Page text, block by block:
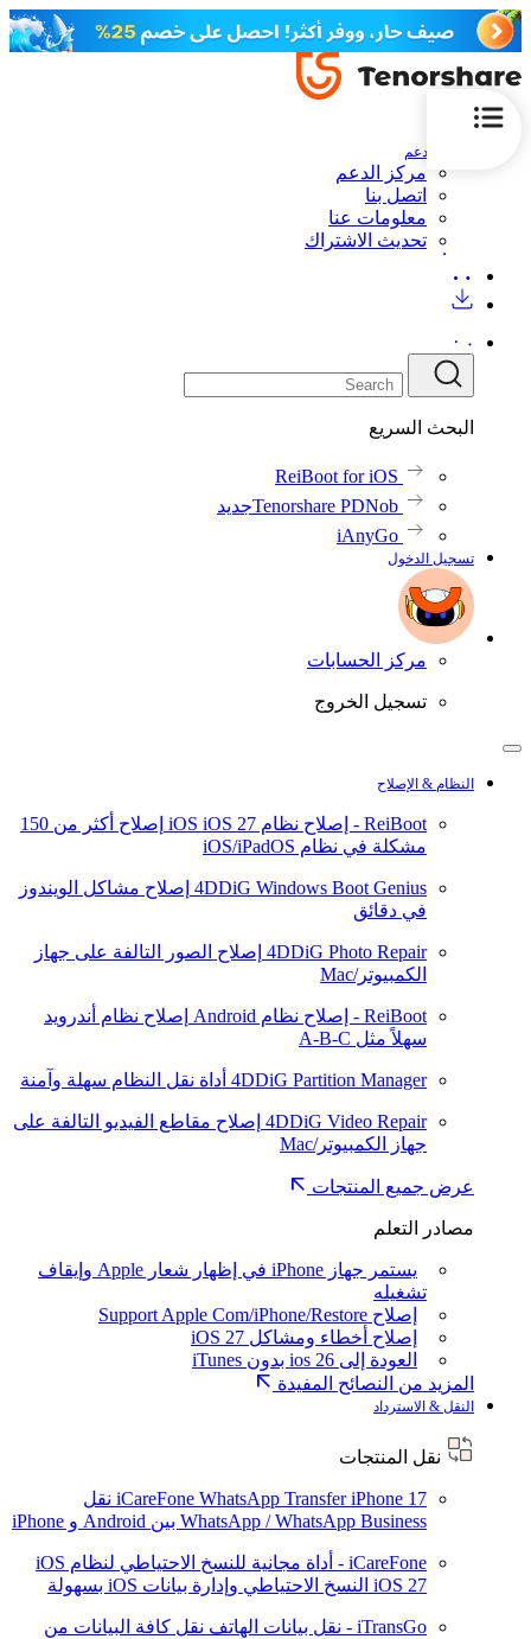
الدعم
مركز الدعم
اتصل بنا
معلومات عنا
تحديث الاشتراك
البحث السريع
ReiBoot for iOS
Tenorshare PDNobجديد
iAnyGo
تسجيل الدخول
مركز الحسابات
تسجيل الخروج
النظام & الإصلاح
ReiBoot - إصلاح نظام iOS iOS 27
إصلاح أكثر من 150
مشكلة في نظام iOS/iPadOS
4DDiG Windows Boot Genius إصلاح مشاكل الويندوز
في دقائق
4DDiG Photo Repair إصلاح الصور التالفة على جهاز
الكمبيوتر/Mac
ReiBoot - إصلاح نظام Android
إصلاح نظام أندرويد
سهلاً مثل A-B-C
4DDiG Partition Manager أداة نقل النظام سهلة وآمنة
4DDiG Video Repair إصلاح مقاطع الفيديو التالفة على
جهاز الكمبيوتر/Mac
عرض جميع المنتجات
مصادر التعلم
يستمر جهاز iPhone في إظهار شعار Apple وإيقاف
تشغيله
إصلاح Support Apple Com/iPhone/Restore
إصلاح أخطاء ومشاكل iOS 27
العودة إلى ios 26 بدون iTunes
المزيد من النصائح المفيدة
النقل & الاسترداد
نقل المنتجات
iCareFone WhatsApp TransferiPhone 17
نقل
WhatsApp / WhatsApp Business بين Android و iPhone
iCareFone - أداة مجانية للنسخ الاحتياطي لنظام iOS
iOS 27 النسخ الاحتياطي وإدارة بيانات iOS بسهولة
iTransGo - نقل بيانات الهاتف
نقل كافة البيانات من